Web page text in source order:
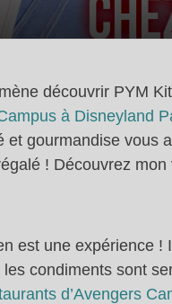
découvrir PYM
à Disneyland
et gourmandise vous
! Découvrez
est une expérience
condiments sont
d’Avengers